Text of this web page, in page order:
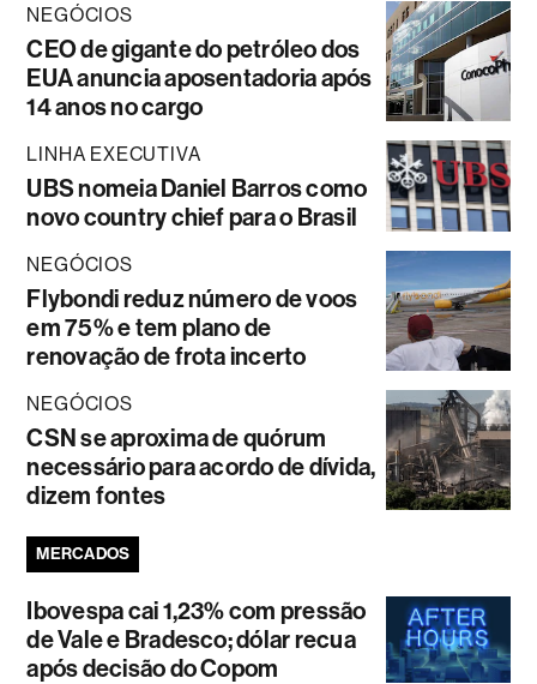
NEGÓCIOS
CEO de gigante do petróleo dos
EUA anuncia aposentadoria após
14 anos no cargo
LINHA EXECUTIVA
UBS nomeia Daniel Barros como
novo country chief para o Brasil
NEGÓCIOS
Flybondi reduz número de voos
em 75% e tem plano de
renovação de frota incerto
NEGÓCIOS
CSN se aproxima de quórum
necessário para acordo de dívida,
dizem fontes
MERCADOS
Ibovespa cai 1,23% com pressão
de Vale e Bradesco; dólar recua
após decisão do Copom